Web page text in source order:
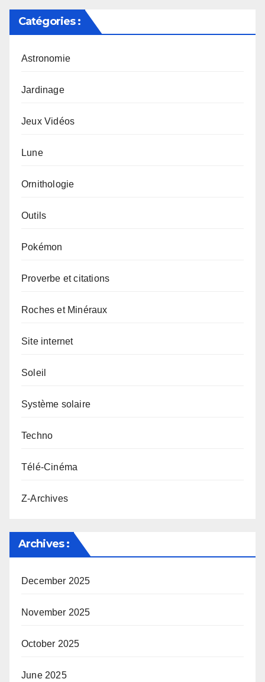
Catégories :
Astronomie
Jardinage
Jeux Vidéos
Lune
Ornithologie
Outils
Pokémon
Proverbe et citations
Roches et Minéraux
Site internet
Soleil
Système solaire
Techno
Télé-Cinéma
Z-Archives
Archives :
December 2025
November 2025
October 2025
June 2025